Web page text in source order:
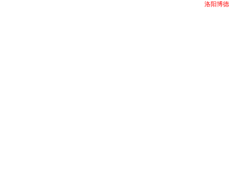
洛阳博